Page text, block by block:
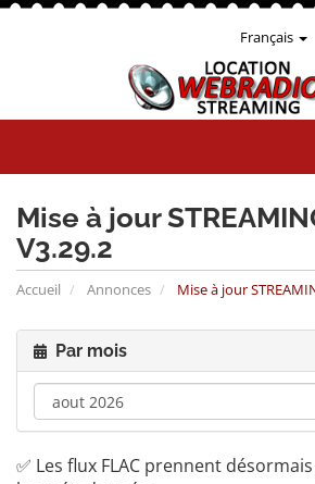
Français
Mise à jour
V3.29.2
Accueil Annonces Mise à jour
Par mois
✅ Les flux FLAC prennent